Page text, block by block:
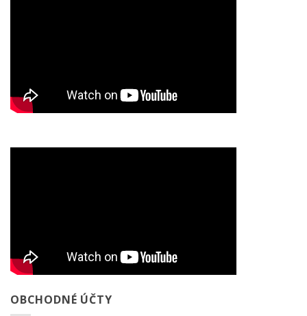
OBCHODNÉ ÚČTY